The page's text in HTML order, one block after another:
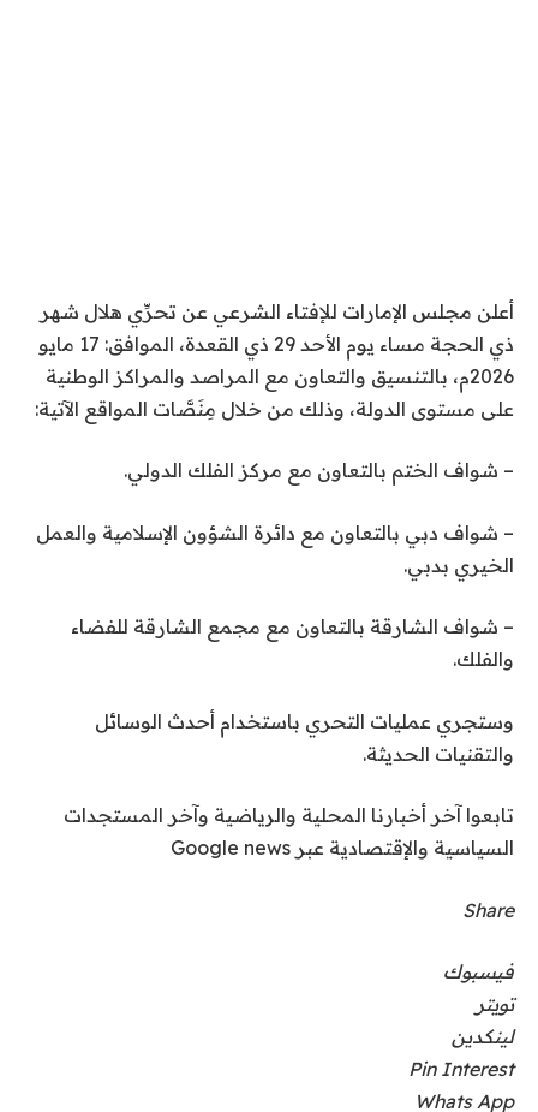
أعلن مجلس الإمارات للإفتاء الشرعي عن تحرِّي هلال شهر
ذي الحجة مساء يوم الأحد 29 ذي القعدة، الموافق: 17 مايو
2026م، بالتنسيق والتعاون مع المراصد والمراكز الوطنية
على مستوى الدولة، وذلك من خلال مِنَصَّات المواقع الآتية:
– شواف الختم بالتعاون مع مركز الفلك الدولي.
– شواف دبي بالتعاون مع دائرة الشؤون الإسلامية والعمل
الخيري بدبي.
– شواف الشارقة بالتعاون مع مجمع الشارقة للفضاء
والفلك.
وستجري عمليات التحري باستخدام أحدث الوسائل
والتقنيات الحديثة.
تابعوا آخر أخبارنا المحلية والرياضية وآخر المستجدات
السياسية والإقتصادية عبر Google news
Share
فيسبوك
تويتر
لينكدين
Pin Interest
Whats App